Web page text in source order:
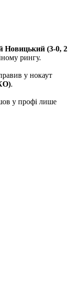
Новицький (3-0, 2
рингу.
у нокаут
.
у профі лише